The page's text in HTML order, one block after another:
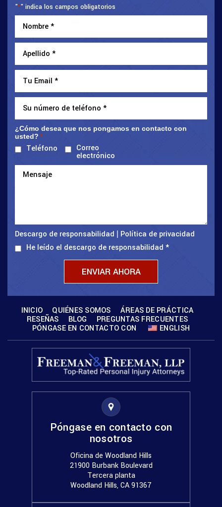
"*" indica los campos obligatorios
¿Cómo desea que nos pongamos en contacto con
usted? *
Teléfono Correo
electrónico
Descargo de responsabilidad
Política de privacidad
He leído el descargo de responsabilidad *
INICIO QUIÉNES SOMOS
ÁREAS DE PRÁCTICA
RESEÑAS
BLOG
PREGUNTAS FRECUENTES
PÓNGASE EN CONTACTO CON
ENGLISH
Póngase en contacto con
nosotros
Oficina de Woodland Hills
21900 Burbank Boulevard
Tercera planta
Woodland Hills, CA 91367